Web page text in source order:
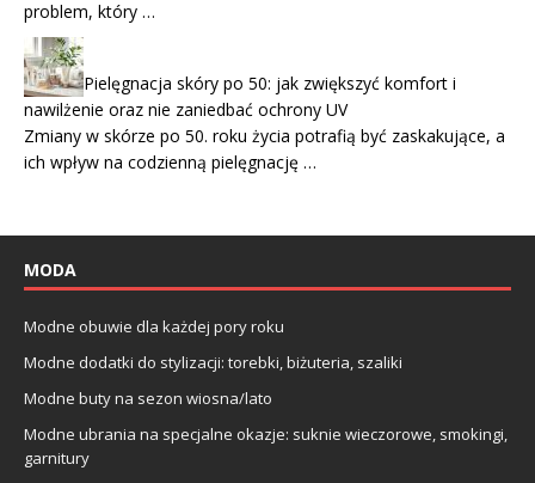
problem, który …
Pielęgnacja skóry po 50: jak zwiększyć komfort i
nawilżenie oraz nie zaniedbać ochrony UV
Zmiany w skórze po 50. roku życia potrafią być zaskakujące, a
ich wpływ na codzienną pielęgnację …
MODA
Modne obuwie dla każdej pory roku
Modne dodatki do stylizacji: torebki, biżuteria, szaliki
Modne buty na sezon wiosna/lato
Modne ubrania na specjalne okazje: suknie wieczorowe, smokingi,
garnitury